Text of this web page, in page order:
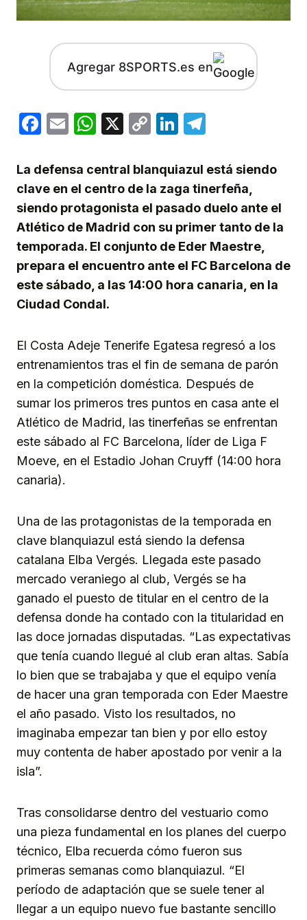
Agregar 8SPORTS.es en
Facebook
EmailWhatsApp
X
CopyLinkedIn
La defensa central blanquiazul está siendo
clave en el centro de la zaga tinerfeña,
siendo protagonista el pasado duelo ante el
Atlético de Madrid con su primer tanto de la
temporada. El conjunto de Eder Maestre,
prepara el encuentro ante el FC Barcelona de
este sábado, a las 14:00 hora canaria, en la
Ciudad Condal.
El Costa Adeje Tenerife Egatesa regresó a los
entrenamientos tras el fin de semana de parón
en la competición doméstica. Después de
sumar los primeros tres puntos en casa ante el
Atlético de Madrid, las tinerfeñas se enfrentan
este sábado al FC Barcelona, líder de Liga F
Moeve, en el Estadio Johan Cruyff (14:00 hora
canaria).
Una de las protagonistas de la temporada en
clave blanquiazul está siendo la defensa
catalana Elba Vergés. Llegada este pasado
mercado veraniego al club, Vergés se ha
ganado el puesto de titular en el centro de la
defensa donde ha contado con la titularidad en
las doce jornadas disputadas. “Las expectativas
que tenía cuando llegué al club eran altas. Sabía
lo bien que se trabajaba y que el equipo venía
de hacer una gran temporada con Eder Maestre
el año pasado. Visto los resultados, no
imaginaba empezar tan bien y por ello estoy
muy contenta de haber apostado por venir a la
isla”.
Tras consolidarse dentro del vestuario como
una pieza fundamental en los planes del cuerpo
técnico, Elba recuerda cómo fueron sus
primeras semanas como blanquiazul. “El
período de adaptación que se suele tener al
llegar a un equipo nuevo fue bastante sencillo